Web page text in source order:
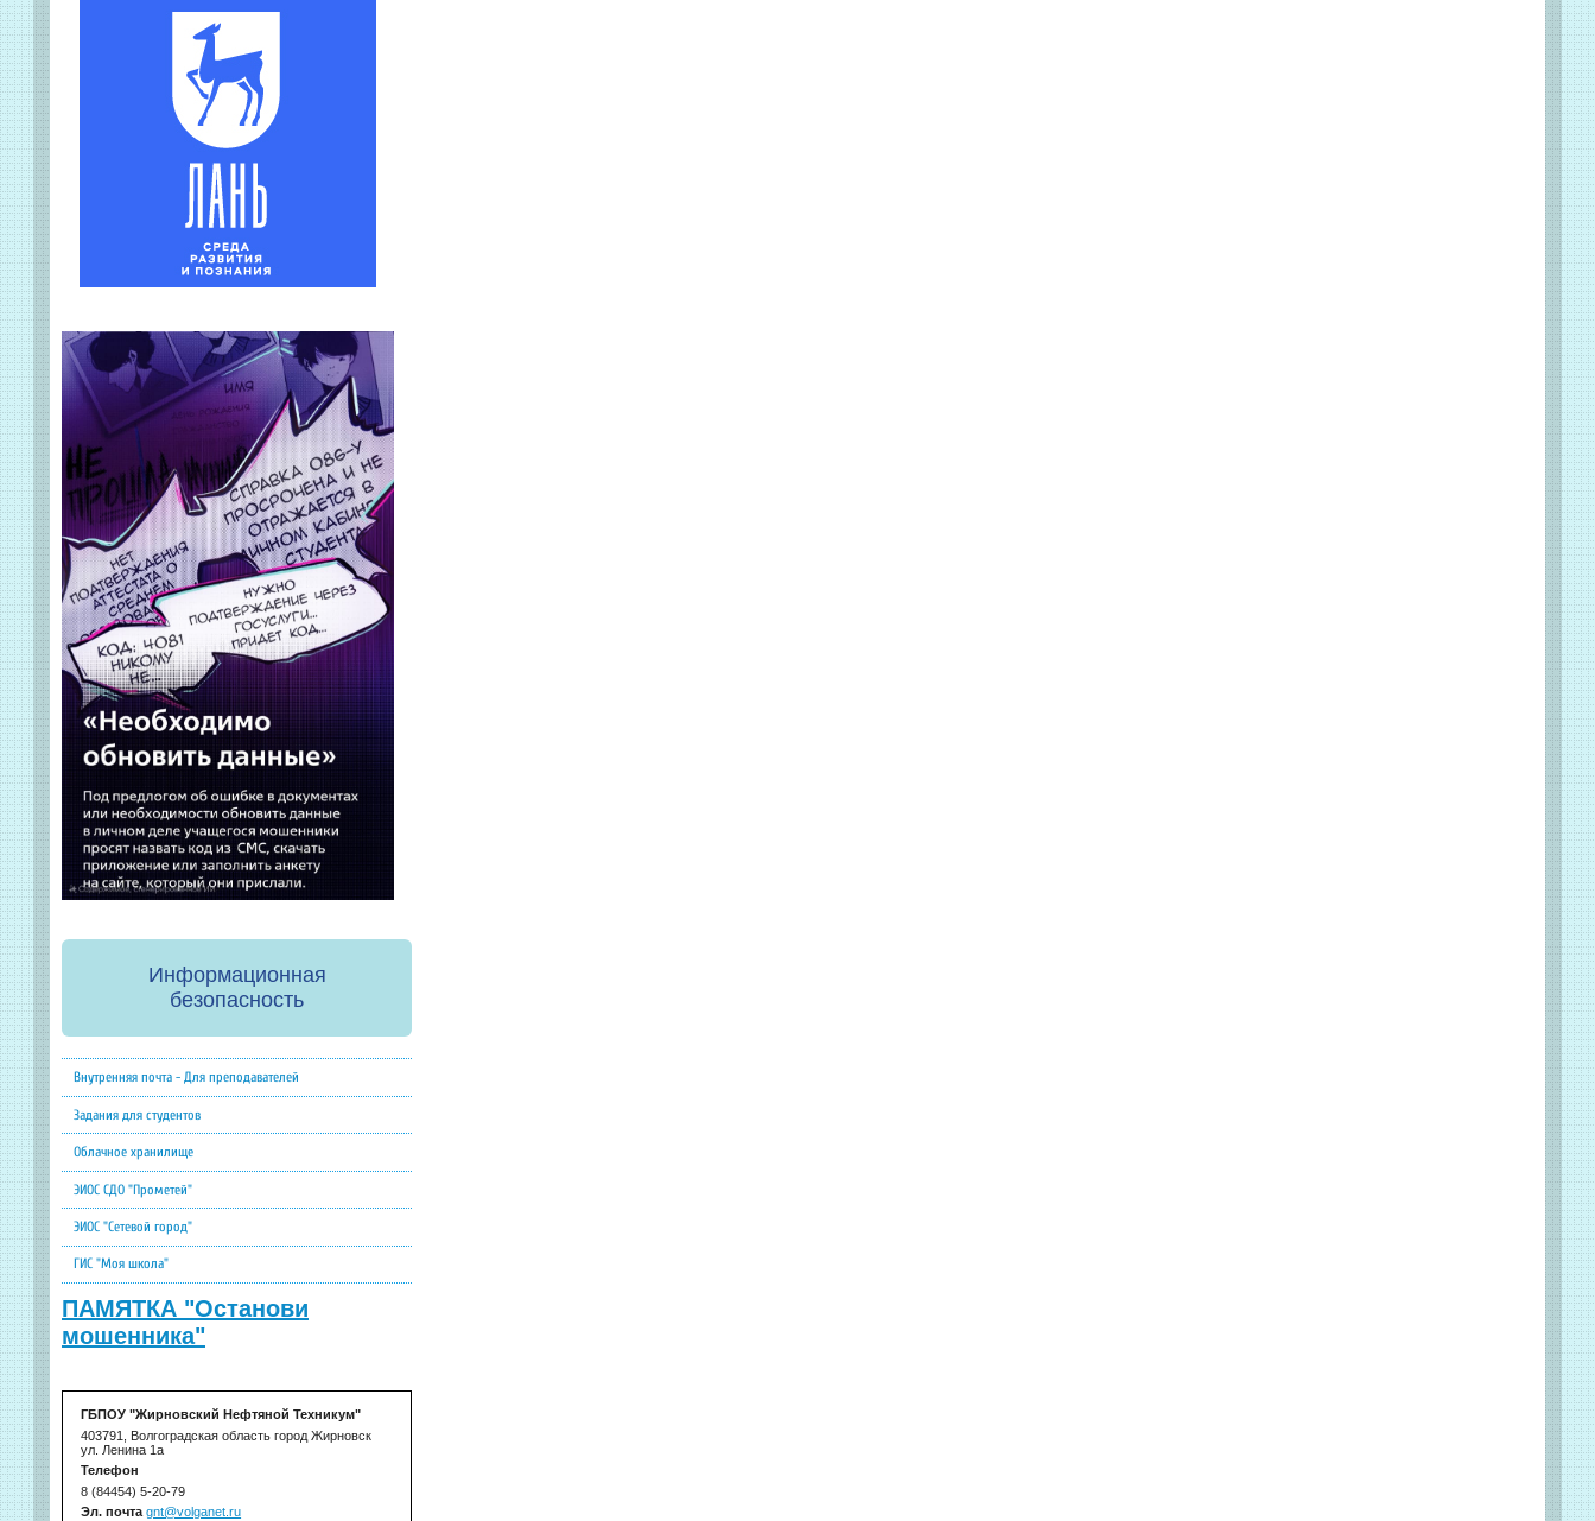
Информационная
безопасность
Внутренняя почта - Для преподавателей
Задания для студентов
Облачное хранилище
ЭИОС СДО "Прометей"
ЭИОС "Сетевой город"
ГИС "Моя школа"
ПАМЯТКА "Останови
мошенника"
ГБПОУ "Жирновский Нефтяной Техникум"
403791, Волгоградская область город Жирновск
ул. Ленина 1а
Телефон
8 (84454) 5-20-79
Эл. почта gnt@volganet.ru